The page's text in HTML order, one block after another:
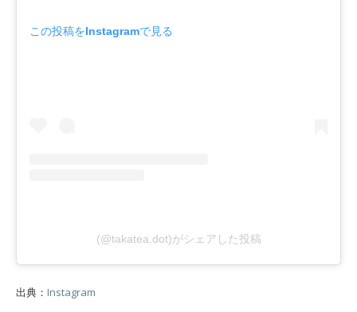
この投稿をInstagramで見る
(@takatea.dot)がシェアした投稿
出典： Instagram